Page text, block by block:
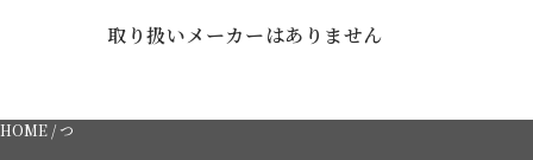
取り扱いメーカーはありません
HOME / つ